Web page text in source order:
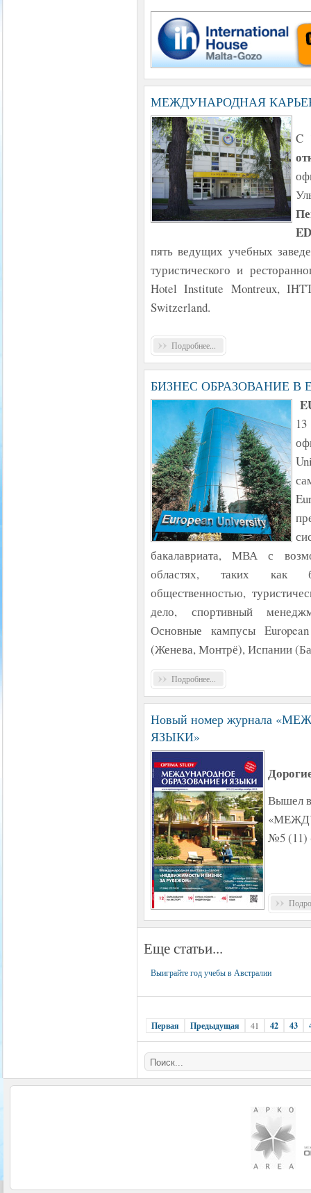
МЕЖДУНАРОДНАЯ
C
пять ведущих учебных
туристического и
Hotel Institute Montreux,
Switzerland.
Подробнее...
БИЗНЕС ОБРАЗОВАНИЕ В
бакалавриата, МВА с
областях, таких как
общественностью,
дело, спортивный
Основные кампусы
(Женева, Монтрё), Испании
Подробнее...
Новый номер журнала
ЯЗЫКИ»
Вышел
№5 (11)
Еще статьи...
Выиграйте год учебы в Австралии
Первая Предыдущая 41 42 43